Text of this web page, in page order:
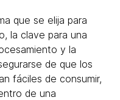
que se elija para
la clave para una
y la
de que los
fáciles de consumir,
de una